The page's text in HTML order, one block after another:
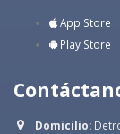
App Store
Play Store
Domicilio: